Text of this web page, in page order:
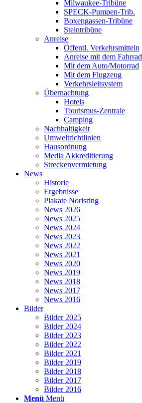
Milwaukee-Tribüne
SPECK-Pumpen-Trib.
Boxengassen-Tribüne
Steintribüne
Anreise
Öffentl. Verkehrsmitteln
Anreise mit dem Fahrrad
Mit dem Auto/Motorrad
Mit dem Flugzeug
Verkehrsleitsystem
Übernachtung
Hotels
Tourismus-Zentrale
Camping
Nachhaltigkeit
Umweltrichtlinien
Hausordnung
Media Akkreditierung
Streckenvermietung
News
Historie
Ergebnisse
Plakate Norisring
News 2026
News 2025
News 2024
News 2023
News 2022
News 2021
News 2020
News 2019
News 2018
News 2017
News 2016
Bilder
Bilder 2025
Bilder 2024
Bilder 2023
Bilder 2022
Bilder 2021
Bilder 2019
Bilder 2018
Bilder 2017
Bilder 2016
Menü Menü